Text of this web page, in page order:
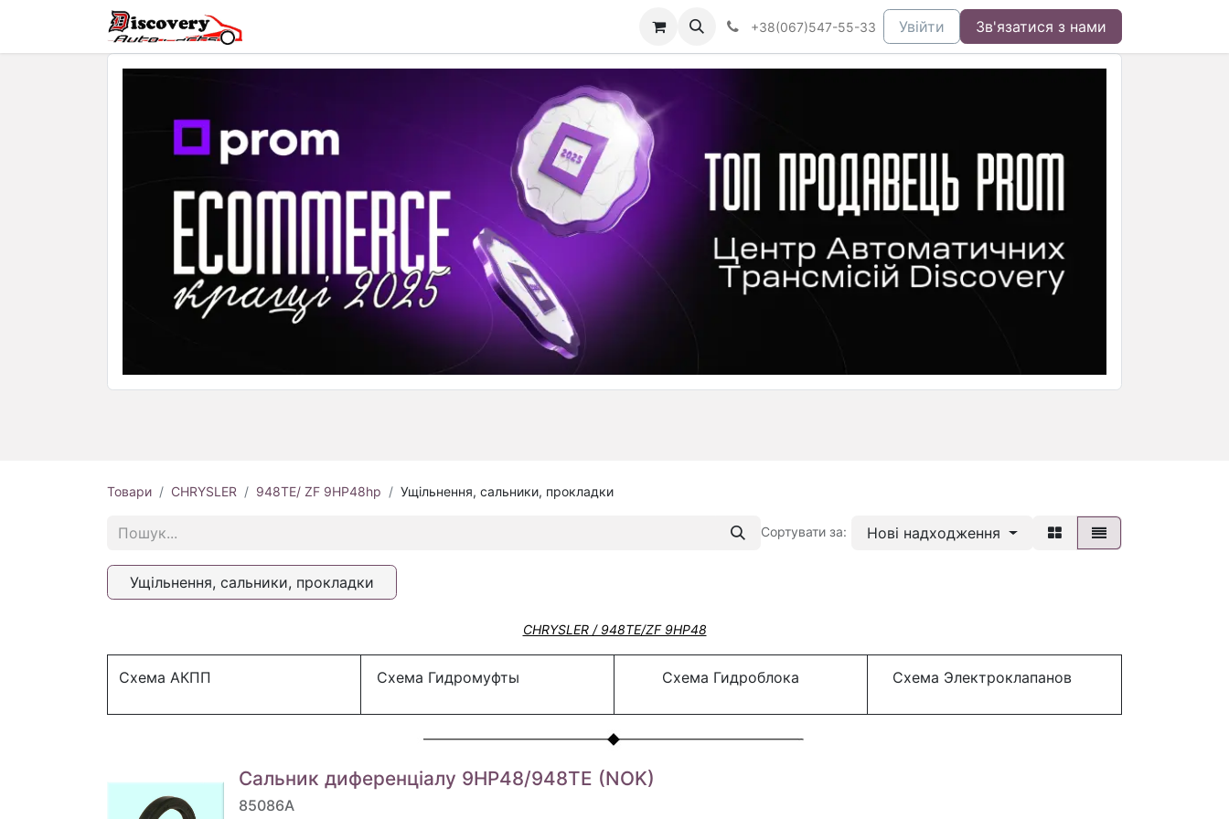
+38(067)547-55-33 Увійти Зв'язатися з нами
Товари CHRYSLER 948TE/ ZF 9HP48hp Ущільнення, сальники, прокладки
Сортувати за: Нові надходження
Ущільнення, сальники, прокладки
CHRYSLER / 948TE/ZF 9HP48
Схема АКПП Схема Гидромуфты Схема Гидроблока Схема Электроклапанов
Сальник диференціалу 9HP48/948TE (NOK)
85086A